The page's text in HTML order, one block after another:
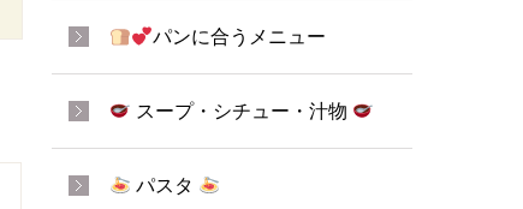
パンに合うメニュー
スープ・シチュー・汁物
パスタ